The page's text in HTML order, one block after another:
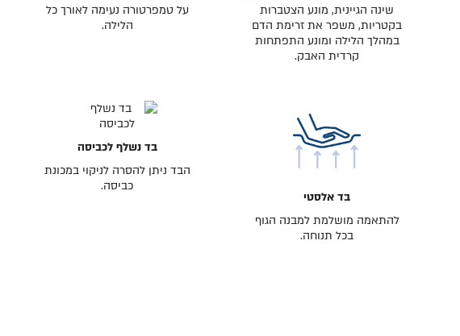
שינה הגיינית, מונע הצטברות
בקטריות, משפר את זרימת הדם
במהלך הלילה ומונע התפתחות
קרדית האבק.
על טמפרטורה נעימה לאורך כל
הלילה.
בד אלסטי
להתאמה מושלמת למבנה הגוף
בכל תנוחה.
בד נשלף לכביסה
הבד ניתן להסרה לניקוי במכונת
כביסה.